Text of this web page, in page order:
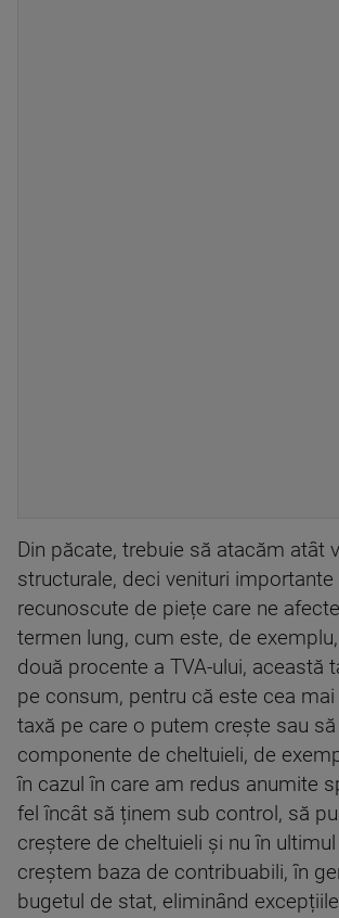
Din păcate, trebuie să atacăm atât
structurale, deci venituri
recunoscute de piețe care ne
termen lung, cum este, de
două procente a TVA-ului, această
pe consum, pentru că este cea
taxă pe care o putem crește sau
componente de cheltuieli, de
în cazul în care am redus anumite
fel încât să ținem sub control, să
creștere de cheltuieli și nu în
creștem baza de contribuabili, în
bugetul de stat, eliminând